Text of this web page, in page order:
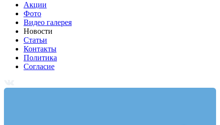
Акции
Фото
Видео галерея
Новости
Статьи
Контакты
Политика
Согласие